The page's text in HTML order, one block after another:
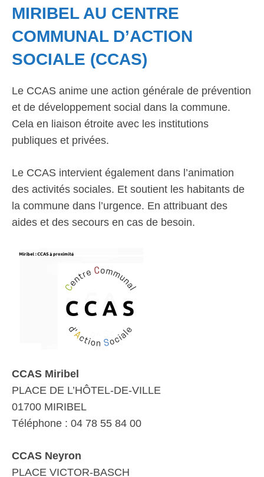
MIRIBEL AU CENTRE
COMMUNAL D’ACTION
SOCIALE (CCAS)
Le CCAS anime une action générale de prévention
et de développement social dans la commune.
Cela en liaison étroite avec les institutions
publiques et privées.
Le CCAS intervient également dans l’animation
des activités sociales. Et soutient les habitants de
la commune dans l’urgence. En attribuant des
aides et des secours en cas de besoin.
CCAS Miribel
PLACE DE L’HÔTEL-DE-VILLE
01700 MIRIBEL
Téléphone : 04 78 55 84 00
CCAS Neyron
PLACE VICTOR-BASCH